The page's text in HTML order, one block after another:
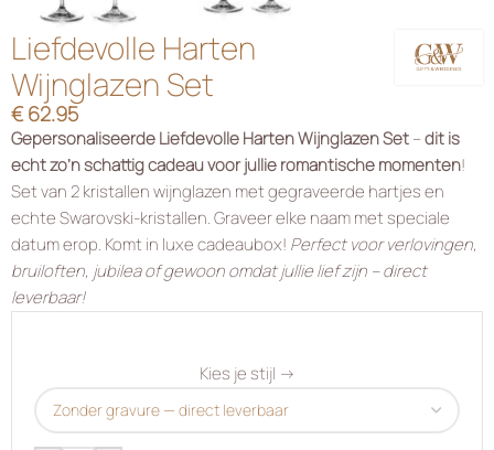
Liefdevolle Harten
Wijnglazen Set
€62.95
Gepersonaliseerde Liefdevolle Harten Wijnglazen Set–dit is
echt zo’n schattig cadeau voor jullie romantische momenten!
Set van 2 kristallen wijnglazen met gegraveerde hartjes en
echte Swarovski-kristallen. Graveer elke naam met speciale
datum erop. Komt in luxe cadeaubox! Perfect voor verlovingen,
bruiloften, jubilea of gewoon omdat jullie lief zijn – direct
leverbaar!
Kies je stijl →